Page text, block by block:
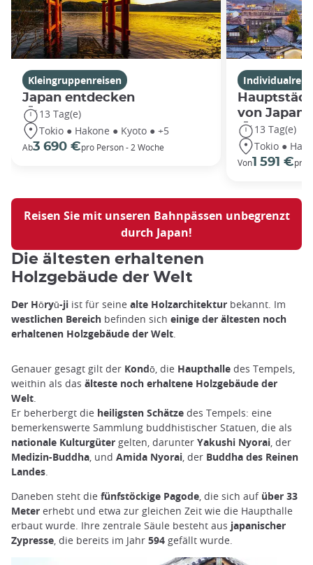
Kleingruppenreisen
Japan entdecken
13 Tag(e)
Tokio ● Hakone ● Kyoto ● +5
Ab3 690 €pro Person - 2 Woche
von Japan
13 Tag(e)
Tokio ●
Von1 591 €pro
Reisen Sie mit unseren Bahnpässen unbegrenzt
durch Japan!
Die ältesten erhaltenen
Holzgebäude der Welt
Der Hōryū-ji ist für seine alte Holzarchitektur bekannt. Im
westlichen Bereich befinden sich einige der ältesten noch
erhaltenen Holzgebäude der Welt.
Genauer gesagt gilt der Kondō, die Haupthalle des Tempels,
weithin als das älteste noch erhaltene Holzgebäude der
Welt.
Er beherbergt die heiligsten Schätze des Tempels: eine
bemerkenswerte Sammlung buddhistischer Statuen, die als
nationale Kulturgüter gelten, darunter Yakushi Nyorai, der
Medizin-Buddha, und Amida Nyorai, der Buddha des Reinen
Landes.
Daneben steht die fünfstöckige Pagode, die sich auf über 33
Meter erhebt und etwa zur gleichen Zeit wie die Haupthalle
erbaut wurde. Ihre zentrale Säule besteht aus japanischer
Zypresse, die bereits im Jahr 594 gefällt wurde.